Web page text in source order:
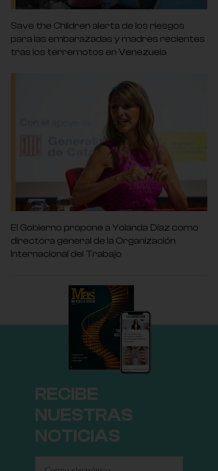
Save the Children alerta de los riesgos
para las embarazadas y madres recientes
tras los terremotos en Venezuela
El Gobierno propone a Yolanda Díaz como
directora general de la Organización
Internacional del Trabajo
RECIBE
NUESTRAS
NOTICIAS